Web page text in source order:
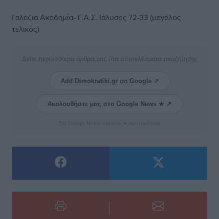
Γαλάζια Ακαδημία- Γ.Α.Σ. Ιάλυσος 72-33 (μεγάλος
τελικός)
Δείτε περισσότερα άρθρα μας στα αποτελέσματα αναζήτησης
Add Dimokratiki.gr on Google ↗
Ακολουθήστε μας στο Google News ★ ↗